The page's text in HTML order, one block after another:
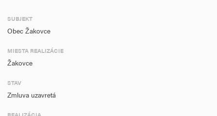
SUBJEKT
Obec Žakovce
MIESTA REALIZÁCIE
Žakovce
STAV
Zmluva uzavretá